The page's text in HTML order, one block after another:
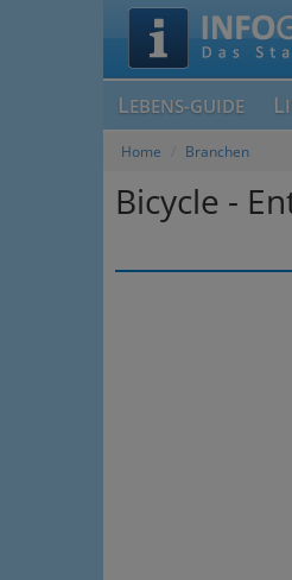
LEBENS-GUIDE L
Home Branchen
Bicycle -